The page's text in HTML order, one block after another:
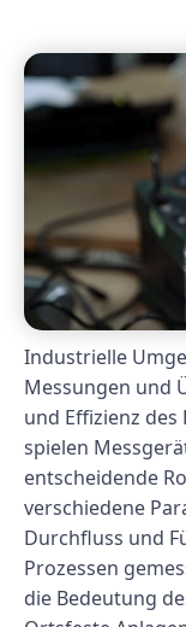
Industrielle
Messungen und
und Effizienz
spielen
entscheidende
verschiedene
Durchfluss und
Prozessen
die Bedeutung